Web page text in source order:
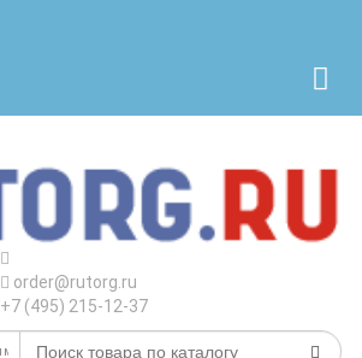
order@rutorg.ru
+7 (495) 215-12-37